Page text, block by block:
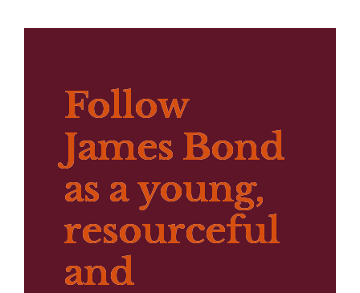
Follow
James Bond
as a young,
resourceful
and